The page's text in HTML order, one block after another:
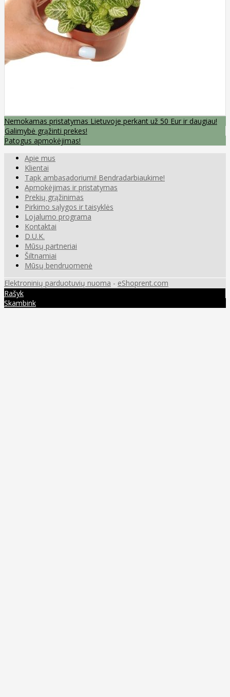
Nemokamas pristatymas Lietuvoje perkant už 50 Eur ir daugiau!
Galimybė grąžinti prekes!
Patogus apmokėjimas!
Apie mus
Klientai
Tapk ambasadoriumi! Bendradarbiaukime!
Apmokėjimas ir pristatymas
Prekių grąžinimas
Pirkimo sąlygos ir taisyklės
Lojalumo programa
Kontaktai
D.U.K.
Mūsų partneriai
Šiltnamiai
Mūsų bendruomenė
Elektroninių parduotuvių nuoma - eShoprent.com
Rašyk
Skambink